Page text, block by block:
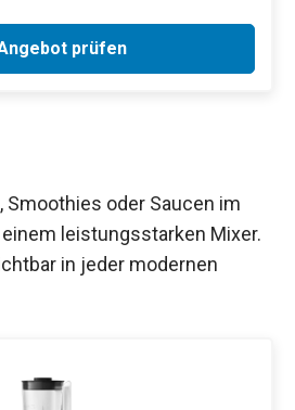
prüfen
Smoothies oder Saucen im
leistungsstarken Mixer.
in jeder modernen